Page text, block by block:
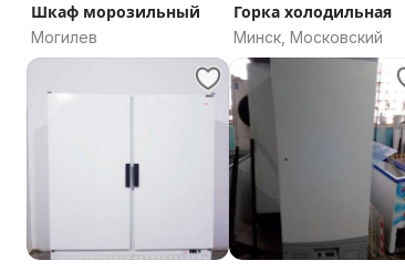
Шкаф морозильный
Могилев
Горка холодильная
Минск, Московский